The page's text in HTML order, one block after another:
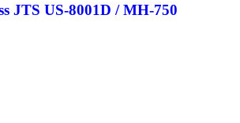
JTS US-8001D / MH-750